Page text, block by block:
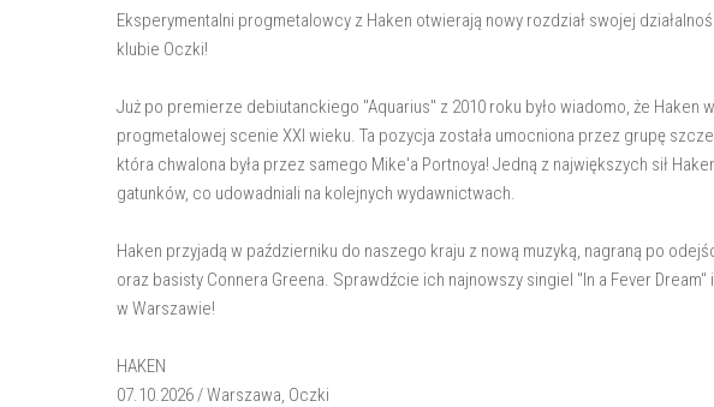
Eksperymentalni progmetalowcy z Haken otwierają nowy rozdział swojej
klubie Oczki!
Już po premierze debiutanckiego "Aquarius" z 2010 roku było wiadomo, że Haken
progmetalowej scenie XXI wieku. Ta pozycja została umocniona przez grupę
która chwalona była przez samego Mike'a Portnoya! Jedną z największych sił
gatunków, co udowadniali na kolejnych wydawnictwach.
Haken przyjadą w październiku do naszego kraju z nową muzyką, nagraną po
oraz basisty Connera Greena. Sprawdźcie ich najnowszy singiel "In a Fever
w Warszawie!
HAKEN
07.10.2026 / Warszawa, Oczki